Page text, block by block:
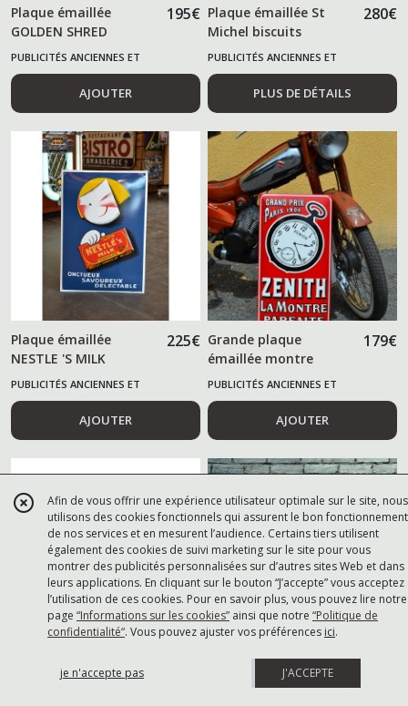
Plaque émaillée
GOLDEN SHRED
195€
PUBLICITÉS ANCIENNES ET
ALIMENTAIRES
AJOUTER
Plaque émaillée St
Michel biscuits
potence double face
280€
PUBLICITÉS ANCIENNES ET
ALIMENTAIRES
PLUS DE DÉTAILS
Plaque émaillée
NESTLE 'S MILK
225€
PUBLICITÉS ANCIENNES ET
ALIMENTAIRES
AJOUTER
Grande plaque
émaillée montre
ZENITH
179€
PUBLICITÉS ANCIENNES ET
ALIMENTAIRES
AJOUTER
Plaque émaillée Coq
d'or savon
Plaque émaillée KUB
Bouillon
Afin de vous offrir une expérience utilisateur optimale sur le site, nous
utilisons des cookies fonctionnels qui assurent le bon fonctionnement
de nos services et en mesurent l’audience. Certains tiers utilisent
également des cookies de suivi marketing sur le site pour vous
montrer des publicités personnalisées sur d’autres sites Web et dans
leurs applications. En cliquant sur le bouton “J’accepte” vous acceptez
l’utilisation de ces cookies. Pour en savoir plus, vous pouvez lire notre
page “Informations sur les cookies” ainsi que notre “Politique de
confidentialité“. Vous pouvez ajuster vos préférences ici.
je n'accepte pas J'ACCEPTE